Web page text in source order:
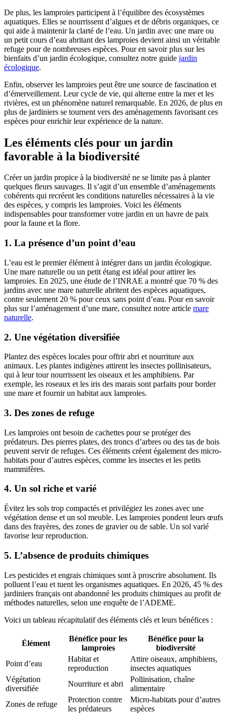
De plus, les lamproies participent à l’équilibre des écosystèmes
aquatiques. Elles se nourrissent d’algues et de débris organiques, ce
qui aide à maintenir la clarté de l’eau. Un jardin avec une mare ou
un petit cours d’eau abritant des lamproies devient ainsi un véritable
refuge pour de nombreuses espèces. Pour en savoir plus sur les
bienfaits d’un jardin écologique, consultez notre guide jardin
écologique.
Enfin, observer les lamproies peut être une source de fascination et
d’émerveillement. Leur cycle de vie, qui alterne entre la mer et les
rivières, est un phénomène naturel remarquable. En 2026, de plus en
plus de jardiniers se tournent vers des aménagements favorisant ces
espèces pour enrichir leur expérience de la nature.
Les éléments clés pour un jardin
favorable à la biodiversité
Créer un jardin propice à la biodiversité ne se limite pas à planter
quelques fleurs sauvages. Il s’agit d’un ensemble d’aménagements
cohérents qui recréent les conditions naturelles nécessaires à la vie
des espèces, y compris les lamproies. Voici les éléments
indispensables pour transformer votre jardin en un havre de paix
pour la faune et la flore.
1. La présence d’un point d’eau
L’eau est le premier élément à intégrer dans un jardin écologique.
Une mare naturelle ou un petit étang est idéal pour attirer les
lamproies. En 2025, une étude de l’INRAE a montré que 70 % des
jardins avec une mare naturelle abritent des espèces aquatiques,
contre seulement 20 % pour ceux sans point d’eau. Pour en savoir
plus sur l’aménagement d’une mare, consultez notre article mare
naturelle.
2. Une végétation diversifiée
Plantez des espèces locales pour offrir abri et nourriture aux
animaux. Les plantes indigènes attirent les insectes pollinisateurs,
qui à leur tour nourrissent les oiseaux et les amphibiens. Par
exemple, les roseaux et les iris des marais sont parfaits pour border
une mare et fournir un habitat aux lamproies.
3. Des zones de refuge
Les lamproies ont besoin de cachettes pour se protéger des
prédateurs. Des pierres plates, des troncs d’arbres ou des tas de bois
peuvent servir de refuges. Ces éléments créent également des micro-
habitats pour d’autres espèces, comme les insectes et les petits
mammifères.
4. Un sol riche et varié
Évitez les sols trop compactés et privilégiez les zones avec une
végétation dense et un sol meuble. Les lamproies pondent leurs œufs
dans des frayères, des zones de gravier ou de sable. Un sol varié
favorise leur reproduction.
5. L’absence de produits chimiques
Les pesticides et engrais chimiques sont à proscrire absolument. Ils
polluent l’eau et tuent les organismes aquatiques. En 2026, 45 % des
jardiniers français ont abandonné les produits chimiques au profit de
méthodes naturelles, selon une enquête de l’ADEME.
Voici un tableau récapitulatif des éléments clés et leurs bénéfices :
Élément
Bénéfice pour les
lamproies
Bénéfice pour la
biodiversité
Point d’eau
Habitat et
reproduction
Attire oiseaux, amphibiens,
insectes aquatiques
Végétation
diversifiée
Nourriture et abri
Pollinisation, chaîne
alimentaire
Zones de refuge
Protection contre
les prédateurs
Micro-habitats pour d’autres
espèces